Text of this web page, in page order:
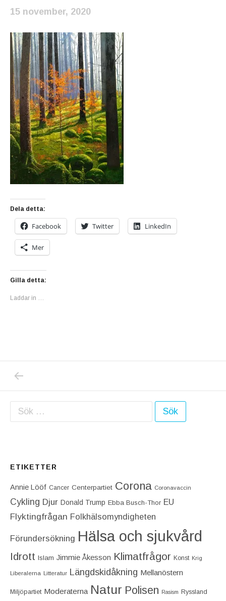
15 november, 2020
Dela detta:
Facebook Twitter LinkedIn
Mer
Gilla detta:
Laddar in …
Inläggsnavigering
Sök efter:
ETIKETTER
Annie Lööf Cancer Centerpartiet‎ Corona Coronavaccin
Cykling Djur Donald Trump Ebba Busch-Thor EU
Flyktingfrågan Folkhälsomyndigheten
Förundersökning Hälsa och sjukvård
Idrott Islam Jimmie Åkesson Klimatfrågor Konst Krig
Liberalerna Litteratur Längdskidåkning Mellanöstern
Miljöpartiet Moderaterna Natur Polisen Rasism Ryssland